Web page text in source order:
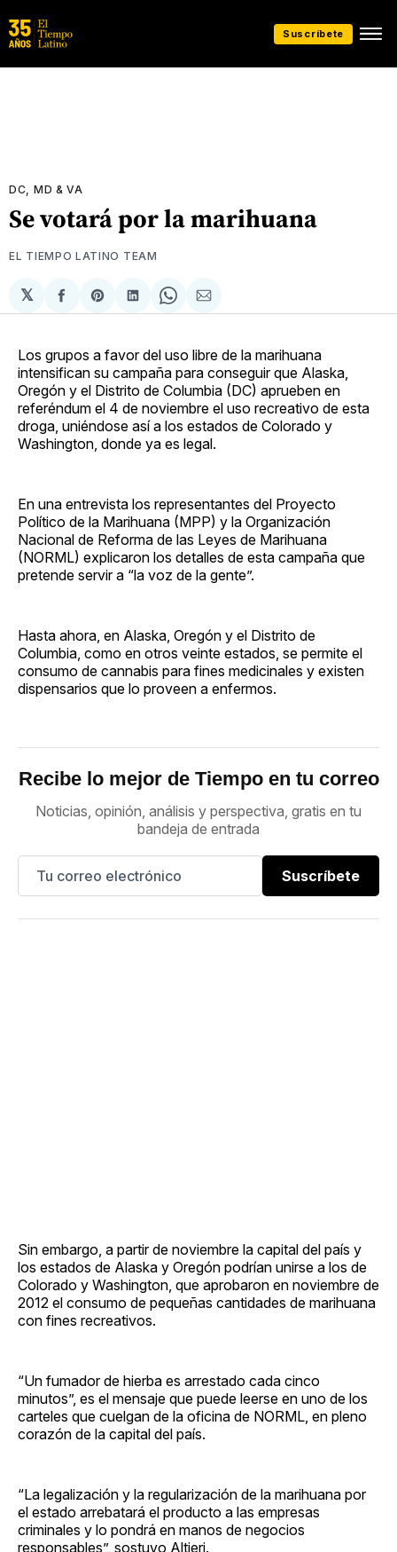
Suscríbete
DC, MD & VA
Se votará por la marihuana
EL TIEMPO LATINO TEAM
𝕏
Compartir
en
Share
on
Compartir
en
Share
on
Compartir
via
Los grupos a favor del uso libre de la marihuana
intensifican su campaña para conseguir que Alaska,
Oregón y el Distrito de Columbia (DC) aprueben en
referéndum el 4 de noviembre el uso recreativo de esta
droga, uniéndose así a los estados de Colorado y
Washington, donde ya es legal.
En una entrevista los representantes del Proyecto
Político de la Marihuana (MPP) y la Organización
Nacional de Reforma de las Leyes de Marihuana
(NORML) explicaron los detalles de esta campaña que
pretende servir a “la voz de la gente”.
Hasta ahora, en Alaska, Oregón y el Distrito de
Columbia, como en otros veinte estados, se permite el
consumo de cannabis para fines medicinales y existen
dispensarios que lo proveen a enfermos.
Recibe lo mejor de Tiempo en tu correo
Noticias, opinión, análisis y perspectiva, gratis en tu
bandeja de entrada
Suscríbete
Sin embargo, a partir de noviembre la capital del país y
los estados de Alaska y Oregón podrían unirse a los de
Colorado y Washington, que aprobaron en noviembre de
2012 el consumo de pequeñas cantidades de marihuana
con fines recreativos.
“Un fumador de hierba es arrestado cada cinco
minutos”, es el mensaje que puede leerse en uno de los
carteles que cuelgan de la oficina de NORML, en pleno
corazón de la capital del país.
“La legalización y la regularización de la marihuana por
el estado arrebatará el producto a las empresas
criminales y lo pondrá en manos de negocios
responsables”, sostuvo Altieri.